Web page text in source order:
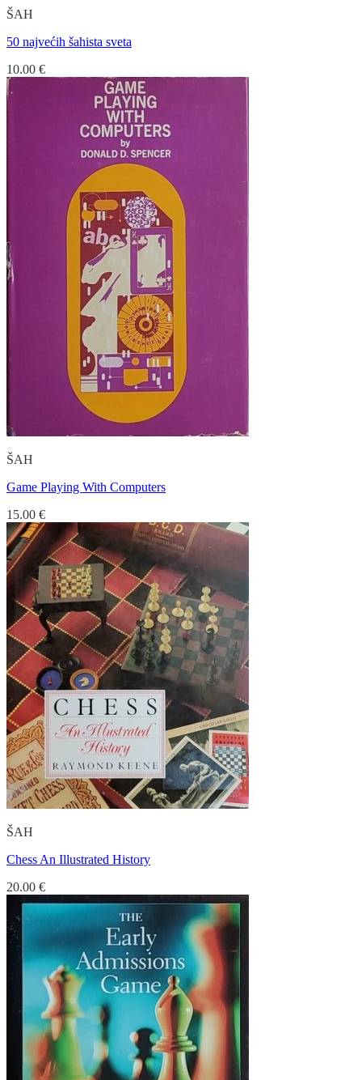
ŠAH
50 najvećih šahista sveta
10.00 €
ŠAH
Game Playing With Computers
15.00 €
ŠAH
Chess An Illustrated History
20.00 €